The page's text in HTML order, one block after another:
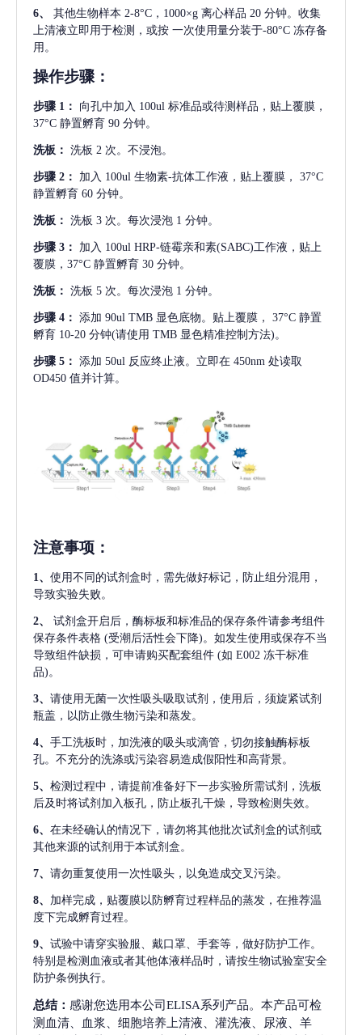
6、 其他生物样本 2-8°C，1000×g 离心样品 20 分钟。收集
上清液立即用于检测，或按 一次使用量分装于-80°C 冻存备
用。
操作步骤：
步骤 1： 向孔中加入 100ul 标准品或待测样品，贴上覆膜，
37°C 静置孵育 90 分钟。
洗板： 洗板 2 次。不浸泡。
步骤 2： 加入 100ul 生物素-抗体工作液，贴上覆膜， 37°C
静置孵育 60 分钟。
洗板： 洗板 3 次。每次浸泡 1 分钟。
步骤 3： 加入 100ul HRP-链霉亲和素(SABC)工作液，贴上
覆膜，37°C 静置孵育 30 分钟。
洗板： 洗板 5 次。每次浸泡 1 分钟。
步骤 4： 添加 90ul TMB 显色底物。贴上覆膜， 37°C 静置
孵育 10-20 分钟(请使用 TMB 显色精准控制方法)。
步骤 5： 添加 50ul 反应终止液。立即在 450nm 处读取
OD450 值并计算。
注意事项 ：
1、 使用不同的试剂盒时，需先做好标记，防止组分混用，
导致实验失败。
2、
试剂盒开启后，酶标板和标准品的保存条件请参考组件
保存条件表格 (受潮后活性会下降)。如发生使用或保存不当
导致组件缺损，可申请购买配套组件 (如 E002 冻干标准
品)。
3、 请使用无菌一次性吸头吸取试剂，使用后，须旋紧试剂
瓶盖，以防止微生物污染和蒸发。
4、 手工洗板时，加洗液的吸头或滴管，切勿接触酶标板
孔。不充分的洗涤或污染容易造成假阳性和高背景。
5、 检测过程中，请提前准备好下一步实验所需试剂，洗板
后及时将试剂加入板孔，防止板孔干燥，导致检测失效。
6、 在未经确认的情况下，请勿将其他批次试剂盒的试剂或
其他来源的试剂用于本试剂盒。
7、 请勿重复使用一次性吸头，以免造成交叉污染。
8、 加样完成，贴覆膜以防孵育过程样品的蒸发，在推荐温
度下完成孵育过程。
9、 试验中请穿实验服、戴口罩、手套等，做好防护工作。
特别是检测血液或者其他体液样品时，请按生物试验室安全
防护条例执行。
总结： 感谢您选用本公司ELISA系列产品。本产品可检
测血清、血浆、细胞培养上清液、灌洗液、尿液、羊